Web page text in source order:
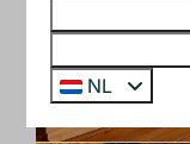
NL